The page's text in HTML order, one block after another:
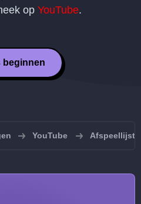
op YouTube.
beginnen
YouTube